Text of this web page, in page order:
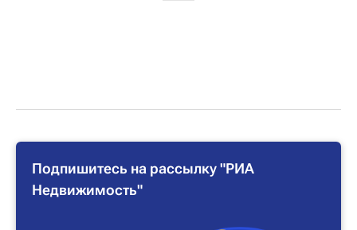
Подпишитесь на рассылку "РИА
Недвижимость"